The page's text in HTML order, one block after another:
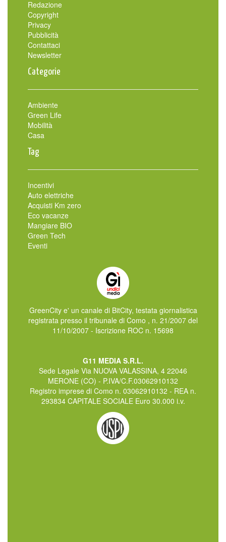
Redazione
Copyright
Privacy
Pubblicità
Contattaci
Newsletter
Categorie
Ambiente
Green Life
Mobilità
Casa
Tag
Incentivi
Auto elettriche
Acquisti Km zero
Eco vacanze
Mangiare BIO
Green Tech
Eventi
GreenCity e' un canale di BitCity, testata giornalistica
registrata presso il tribunale di Como , n. 21/2007 del
11/10/2007 - Iscrizione ROC n. 15698
G11 MEDIA S.R.L.
Sede Legale Via NUOVA VALASSINA, 4 22046
MERONE (CO) - P.IVA/C.F.03062910132
Registro imprese di Como n. 03062910132 - REA n.
293834 CAPITALE SOCIALE Euro 30.000 i.v.